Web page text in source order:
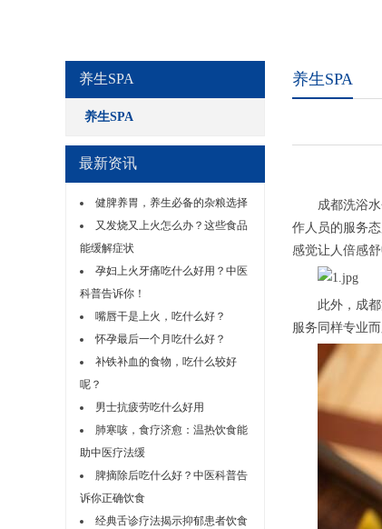
养生SPA
养生SPA
最新资讯
健脾养胃，养生必备的杂粮选择
又发烧又上火怎么办？这些食品
能缓解症状
孕妇上火牙痛吃什么好用？中医
科普告诉你！
嘴唇干是上火，吃什么好？
怀孕最后一个月吃什么好？
补铁补血的食物，吃什么较好
呢？
男士抗疲劳吃什么好用
肺寒咳，食疗济愈：温热饮食能
助中医疗法缓
脾摘除后吃什么好？中医科普告
诉你正确饮食
经典舌诊疗法揭示抑郁患者饮食
养生SPA
成都洗浴水会
作人员的服务
感觉让人倍感舒
此外，成都洗
服务同样专业